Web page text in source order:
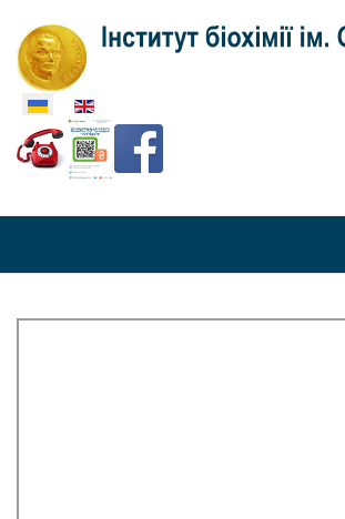
Оберіть свою мову